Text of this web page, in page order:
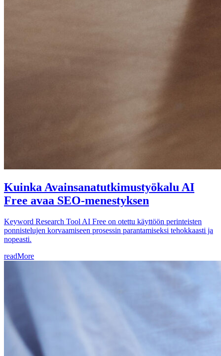
Kuinka Avainsanatutkimustyökalu AI
Free avaa SEO-menestyksen
Keyword Research Tool AI Free on otettu käyttöön perinteisten
ponnistelujen korvaamiseen prosessin parantamiseksi tehokkaasti ja
nopeasti.
readMore